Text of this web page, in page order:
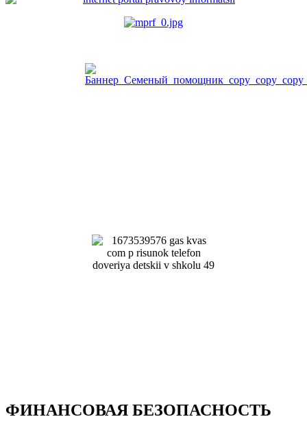
ФИНАНСОВАЯ БЕЗОПАСНОСТЬ